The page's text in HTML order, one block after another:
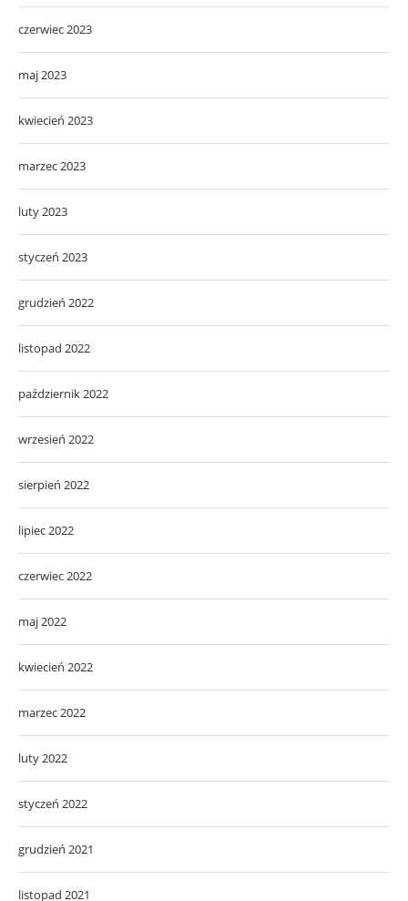
czerwiec 2023
maj 2023
kwiecień 2023
marzec 2023
luty 2023
styczeń 2023
grudzień 2022
listopad 2022
październik 2022
wrzesień 2022
sierpień 2022
lipiec 2022
czerwiec 2022
maj 2022
kwiecień 2022
marzec 2022
luty 2022
styczeń 2022
grudzień 2021
listopad 2021